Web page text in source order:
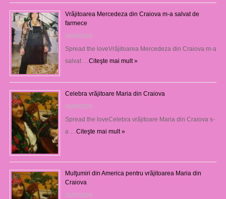
Vrăjitoarea Mercedeza din Craiova m-a salvat de
farmece
06/08/2026
Spread the loveVrăjitoarea Mercedeza din Craiova m-a
salvat … Citeşte mai mult »
Celebra vrăjitoare Maria din Craiova
06/08/2026
Spread the loveCelebra vrăjitoare Maria din Craiova s-
a … Citeşte mai mult »
Mulţumiri din America pentru vrăjitoarea Maria din
Craiova
31/07/2026